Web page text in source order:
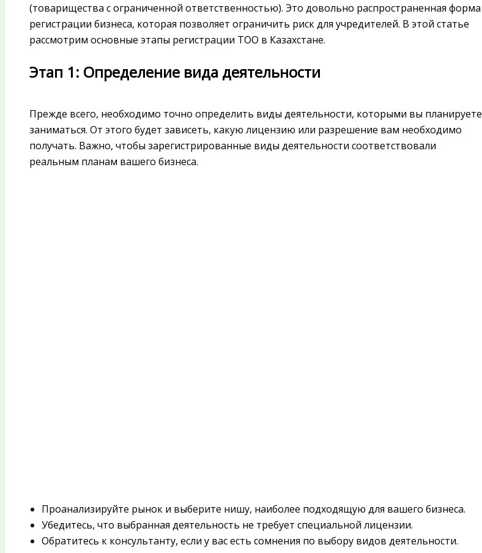
(товарищества с ограниченной ответственностью). Это довольно распространенная форма
регистрации бизнеса, которая позволяет ограничить риск для учредителей. В этой статье
рассмотрим основные этапы регистрации ТОО в Казахстане.
Этап 1: Определение вида деятельности
Прежде всего, необходимо точно определить виды деятельности, которыми вы планируете
заниматься. От этого будет зависеть, какую лицензию или разрешение вам необходимо
получать. Важно, чтобы зарегистрированные виды деятельности соответствовали
реальным планам вашего бизнеса.
Проанализируйте рынок и выберите нишу, наиболее подходящую для вашего бизнеса.
Убедитесь, что выбранная деятельность не требует специальной лицензии.
Обратитесь к консультанту, если у вас есть сомнения по выбору видов деятельности.